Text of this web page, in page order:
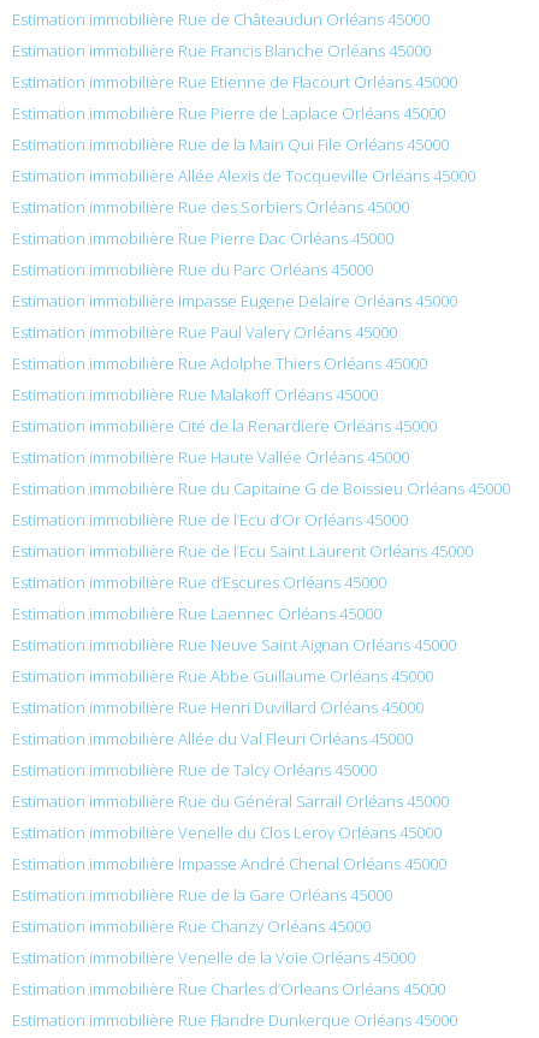
Estimation immobilière Rue de Châteaudun Orléans 45000
Estimation immobilière Rue Francis Blanche Orléans 45000
Estimation immobilière Rue Etienne de Flacourt Orléans 45000
Estimation immobilière Rue Pierre de Laplace Orléans 45000
Estimation immobilière Rue de la Main Qui File Orléans 45000
Estimation immobilière Allée Alexis de Tocqueville Orléans 45000
Estimation immobilière Rue des Sorbiers Orléans 45000
Estimation immobilière Rue Pierre Dac Orléans 45000
Estimation immobilière Rue du Parc Orléans 45000
Estimation immobilière Impasse Eugene Delaire Orléans 45000
Estimation immobilière Rue Paul Valery Orléans 45000
Estimation immobilière Rue Adolphe Thiers Orléans 45000
Estimation immobilière Rue Malakoff Orléans 45000
Estimation immobilière Cité de la Renardiere Orléans 45000
Estimation immobilière Rue Haute Vallée Orléans 45000
Estimation immobilière Rue du Capitaine G de Boissieu Orléans 45000
Estimation immobilière Rue de l’Ecu d’Or Orléans 45000
Estimation immobilière Rue de l’Ecu Saint Laurent Orléans 45000
Estimation immobilière Rue d’Escures Orléans 45000
Estimation immobilière Rue Laennec Orléans 45000
Estimation immobilière Rue Neuve Saint Aignan Orléans 45000
Estimation immobilière Rue Abbe Guillaume Orléans 45000
Estimation immobilière Rue Henri Duvillard Orléans 45000
Estimation immobilière Allée du Val Fleuri Orléans 45000
Estimation immobilière Rue de Talcy Orléans 45000
Estimation immobilière Rue du Général Sarrail Orléans 45000
Estimation immobilière Venelle du Clos Leroy Orléans 45000
Estimation immobilière Impasse André Chenal Orléans 45000
Estimation immobilière Rue de la Gare Orléans 45000
Estimation immobilière Rue Chanzy Orléans 45000
Estimation immobilière Venelle de la Voie Orléans 45000
Estimation immobilière Rue Charles d’Orleans Orléans 45000
Estimation immobilière Rue Flandre Dunkerque Orléans 45000